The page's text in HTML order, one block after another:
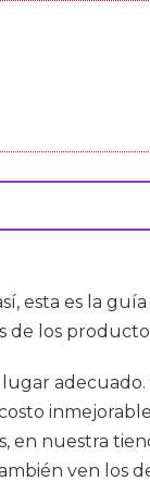
esta es la
de los
nuestra
ven los